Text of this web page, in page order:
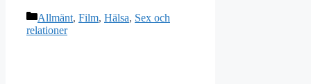
Kategorier
Allmänt, Film, Hälsa, Sex och
relationer